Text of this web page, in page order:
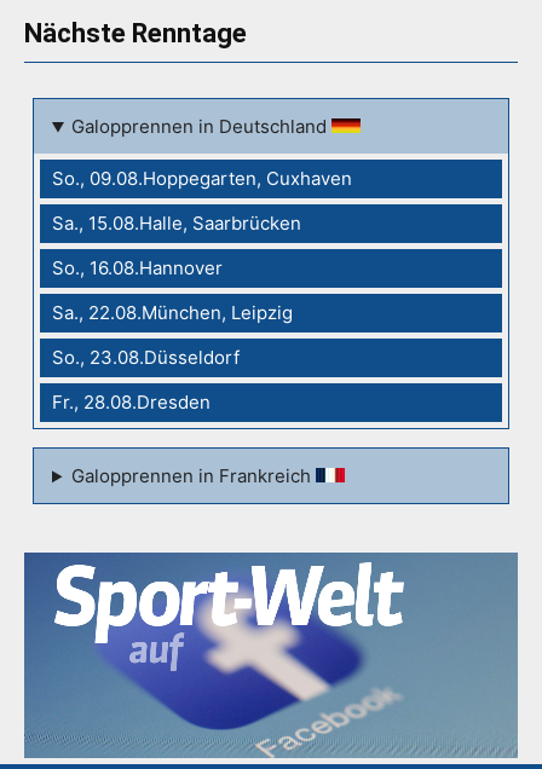
Nächste Renntage
Galopprennen in Deutschland
So., 09.08.Hoppegarten, Cuxhaven
Sa., 15.08.Halle, Saarbrücken
So., 16.08.Hannover
Sa., 22.08.München, Leipzig
So., 23.08.Düsseldorf
Fr., 28.08.Dresden
Galopprennen in Frankreich